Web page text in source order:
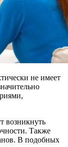
не имеет
возникнуть
Также
В подобных